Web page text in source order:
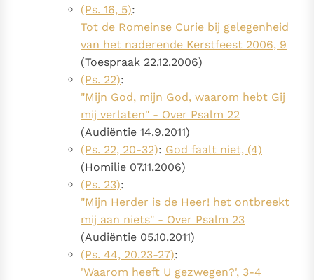
(Ps. 16, 5):
Tot de Romeinse Curie bij gelegenheid
van het naderende Kerstfeest 2006, 9
(Toespraak 22.12.2006)
(Ps. 22):
"Mijn God, mijn God, waarom hebt Gij
mij verlaten" - Over Psalm 22
(Audiëntie 14.9.2011)
(Ps. 22, 20-32): God faalt niet, (4)
(Homilie 07.11.2006)
(Ps. 23):
"Mijn Herder is de Heer! het ontbreekt
mij aan niets" - Over Psalm 23
(Audiëntie 05.10.2011)
(Ps. 44, 20.23-27):
'Waarom heeft U gezwegen?', 3-4